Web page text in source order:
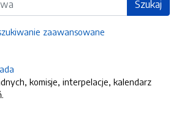
Szukaj
zaawansowane
komisje, interpelacje, kalendarz